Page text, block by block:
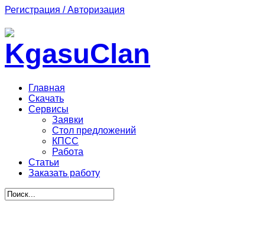
Регистрация / Авторизация
Главная
Скачать
Сервисы
Заявки
Стол предложений
КПСС
Работа
Статьи
Заказать работу